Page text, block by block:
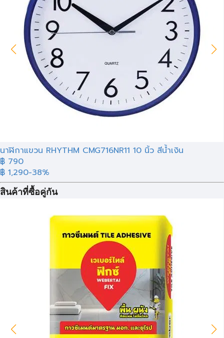
นาฬิกาแขวน RHYTHM CMG716NR11 10 นิ้ว สีน้ำเงิน
฿ 790
฿ 1,290-38%
สินค้าที่ซื้อคู่กัน